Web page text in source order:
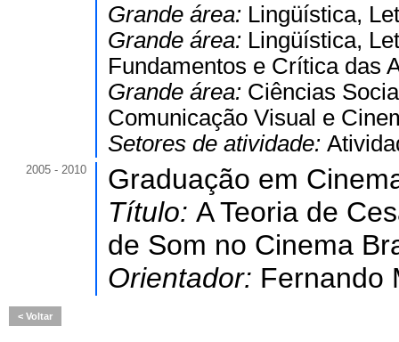
Grande área: Lingüística,
Grande área: Lingüística,
Fundamentos e Crítica das
Grande área: Ciências
Comunicação Visual e
Setores de atividade:
2005 - 2010
Graduação em
Título: A Teoria de
de Som no Cinema
Orientador: Fernando
Voltar